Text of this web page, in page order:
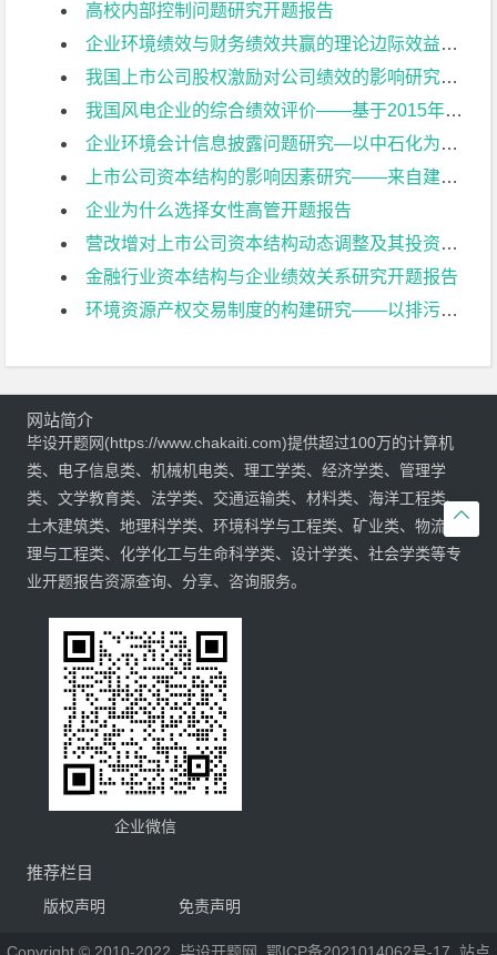
高校内部控制问题研究开题报告
企业环境绩效与财务绩效共赢的理论边际效益研究开题报告
我国上市公司股权激励对公司绩效的影响研究开题报告
我国风电企业的综合绩效评价——基于2015年上市公司的数据开题报告
企业环境会计信息披露问题研究—以中石化为例开题报告
上市公司资本结构的影响因素研究——来自建筑业上市公司的经验证据开题报告
企业为什么选择女性高管开题报告
营改增对上市公司资本结构动态调整及其投资效率影响研究开题报告
金融行业资本结构与企业绩效关系研究开题报告
环境资源产权交易制度的构建研究——以排污权交易为例开题报告

网站简介
毕设开题网(https://www.chakaiti.com)提供超过100万的计算机
类、电子信息类、机械机电类、理工学类、经济学类、管理学
类、文学教育类、法学类、交通运输类、材料类、海洋工程类、
土木建筑类、地理科学类、环境科学与工程类、矿业类、物流管
理与工程类、化学化工与生命科学类、设计学类、社会学类等专
业开题报告资源查询、分享、咨询服务。
企业微信
推荐栏目
版权声明 免责声明
Copyright © 2010-2022 毕设开题网 鄂ICP备2021014062号-17 站点